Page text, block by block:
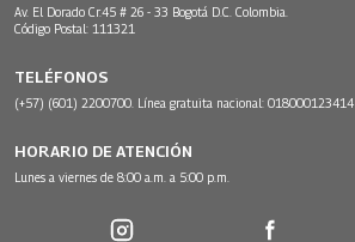
Av. El Dorado Cr.45 # 26 - 33 Bogotá D.C. Colombia.
Código Postal: 111321
TELÉFONOS
(+57) (601) 2200700. Línea gratuita nacional: 018000123414
HORARIO DE ATENCIÓN
Lunes a viernes de 8:00 a.m. a 5:00 p.m.